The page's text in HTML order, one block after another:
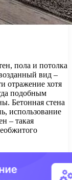
пола и потолка
вид –
отражение хотя
подобным
Бетонная стена
использование
– такая